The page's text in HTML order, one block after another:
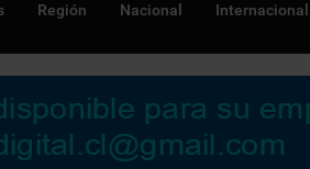
Región Nacional Internacional